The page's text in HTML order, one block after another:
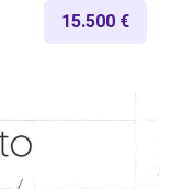
15.500 €